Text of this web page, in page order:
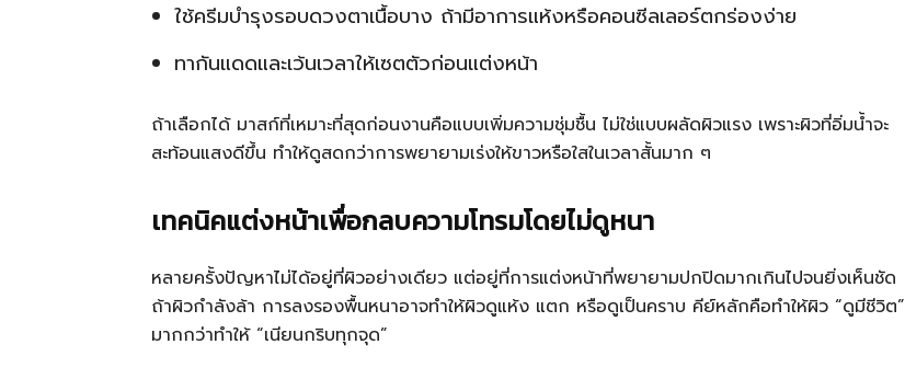
ใช้ครีมบำรุงรอบดวงตาเนื้อบาง ถ้ามีอาการแห้งหรือคอนซีลเลอร์ตกร่องง่าย
ทากันแดดและเว้นเวลาให้เซตตัวก่อนแต่งหน้า
ถ้าเลือกได้ มาสก์ที่เหมาะที่สุดก่อนงานคือแบบเพิ่มความชุ่มชื้น ไม่ใช่แบบผลัดผิวแรง เพราะผิวที่อิ่มน้ำจะ
สะท้อนแสงดีขึ้น ทำให้ดูสดกว่าการพยายามเร่งให้ขาวหรือใสในเวลาสั้นมาก ๆ
เทคนิคแต่งหน้าเพื่อกลบความโทรมโดยไม่ดูหนา
หลายครั้งปัญหาไม่ได้อยู่ที่ผิวอย่างเดียว แต่อยู่ที่การแต่งหน้าที่พยายามปกปิดมากเกินไปจนยิ่งเห็นชัด
ถ้าผิวกำลังล้า การลงรองพื้นหนาอาจทำให้ผิวดูแห้ง แตก หรือดูเป็นคราบ คีย์หลักคือทำให้ผิว “ดูมีชีวิต”
มากกว่าทำให้ “เนียนกริบทุกจุด”